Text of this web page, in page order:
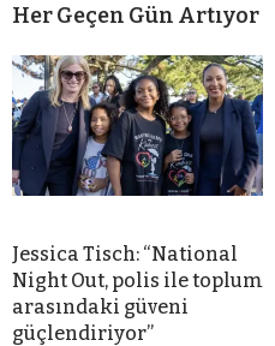
Her Geçen Gün Artıyor
Jessica Tisch: “National
Night Out, polis ile toplum
arasındaki güveni
güçlendiriyor”